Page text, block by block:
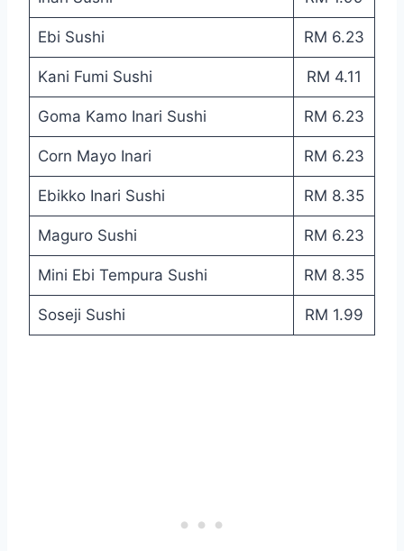
Ebi Sushi RM 6.23
Kani Fumi Sushi RM 4.11
Goma Kamo Inari Sushi RM 6.23
Corn Mayo Inari RM 6.23
Ebikko Inari Sushi RM 8.35
Maguro Sushi RM 6.23
Mini Ebi Tempura Sushi RM 8.35
Soseji Sushi RM 1.99